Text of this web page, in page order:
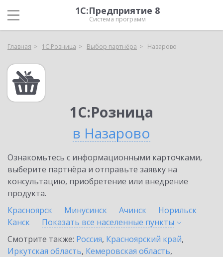
1С:Предприятие 8
Система программ
Главная 1С:Розница Выбор партнёра Назарово
1С:Розница
в Назарово
Ознакомьтесь с информационными карточками,
выберите партнёра и отправьте заявку на
консультацию, приобретение или внедрение
продукта.
Красноярск
Минусинск Ачинск
Норильск
Канск
Показать все населенные пункты
Смотрите также: Россия, Красноярский край,
Иркутская область, Кемеровская область,